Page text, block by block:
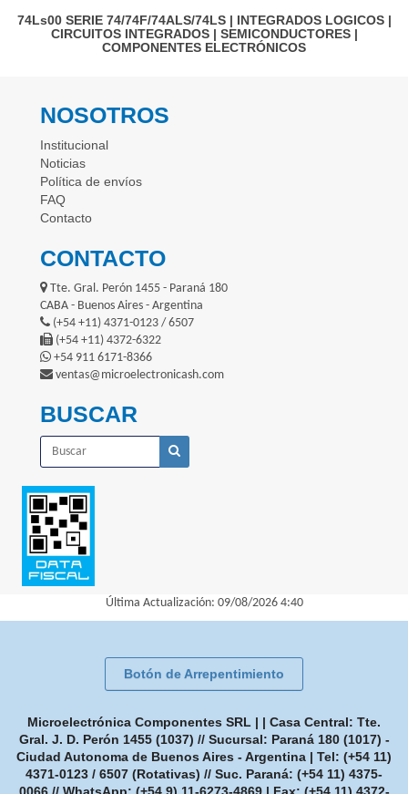
74Ls00 SERIE 74/74F/74ALS/74LS| INTEGRADOS LOGICOS|
CIRCUITOS INTEGRADOS| SEMICONDUCTORES|
COMPONENTES ELECTRÓNICOS
NOSOTROS
Institucional
Noticias
Política de envíos
FAQ
Contacto
CONTACTO
Tte. Gral. Perón 1455 - Paraná 180
CABA - Buenos Aires - Argentina
(+54 +11) 4371-0123 / 6507
(+54 +11) 4372-6322
+54 911 6171-8366
ventas@microelectronicash.com
BUSCAR
Última Actualización: 09/08/2026 4:40
Botón de Arrepentimiento
Microelectrónica Componentes SRL | | Casa Central: Tte.
Gral. J. D. Perón 1455 (1037) // Sucursal: Paraná 180 (1017) -
Ciudad Autonoma de Buenos Aires - Argentina | Tel: (+54 11)
4371-0123 / 6507 (Rotativas) // Suc. Paraná: (+54 11) 4375-
0066 // WhatsApp: (+54 9) 11-6273-4869| Fax: (+54 11) 4372-